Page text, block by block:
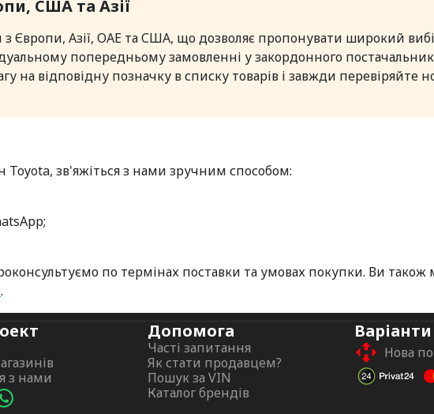
США та Азії
Європи, Азії, ОАЕ та США, що дозволяє пропонувати широкий
попередньому замовленні у закордонного
на відповідну позначку в списку товарів і завжди перевіряйте
зв'яжіться з нами зручним способом:
по термінах поставки та умовах покупки. Ви також
.
з нами
AutoPalmaAutoPalma
Допомога
Часті запитання
Як стати продавцем?
Пошук за VIN
Каталог брендів
Нова